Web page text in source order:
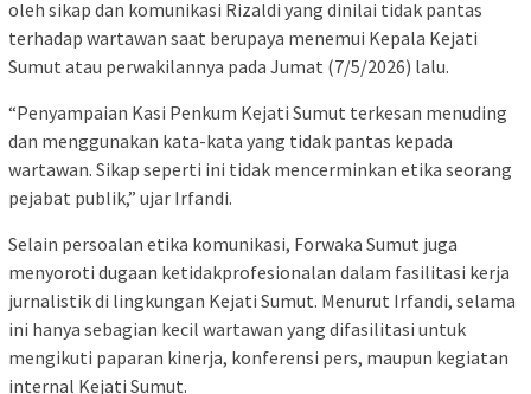
oleh sikap dan komunikasi Rizaldi yang dinilai tidak pantas
terhadap wartawan saat berupaya menemui Kepala Kejati
Sumut atau perwakilannya pada Jumat (7/5/2026) lalu.
“Penyampaian Kasi Penkum Kejati Sumut terkesan menuding
dan menggunakan kata-kata yang tidak pantas kepada
wartawan. Sikap seperti ini tidak mencerminkan etika seorang
pejabat publik,” ujar Irfandi.
Selain persoalan etika komunikasi, Forwaka Sumut juga
menyoroti dugaan ketidakprofesionalan dalam fasilitasi kerja
jurnalistik di lingkungan Kejati Sumut. Menurut Irfandi, selama
ini hanya sebagian kecil wartawan yang difasilitasi untuk
mengikuti paparan kinerja, konferensi pers, maupun kegiatan
internal Kejati Sumut.